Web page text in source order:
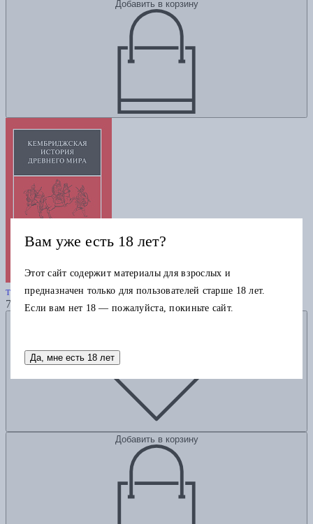
Добавить в корзину
Кембриджская история древнего мира
том XIII "Поздняя империя" в 2-х томах
7975
Добавить в корзину
Вам уже есть 18 лет?
Этот сайт содержит материалы для взрослых и
предназначен только для пользователей старше 18 лет.
Если вам нет 18 — пожалуйста, покиньте сайт.
Да, мне есть 18 лет